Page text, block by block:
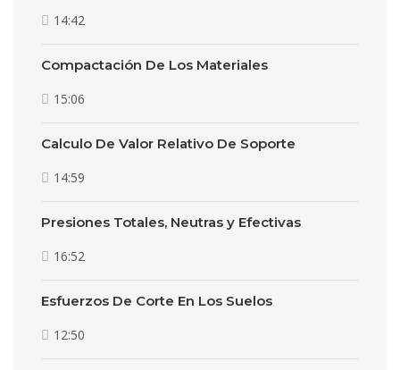
14:42
Compactación De Los Materiales
15:06
Calculo De Valor Relativo De Soporte
14:59
Presiones Totales, Neutras y Efectivas
16:52
Esfuerzos De Corte En Los Suelos
12:50